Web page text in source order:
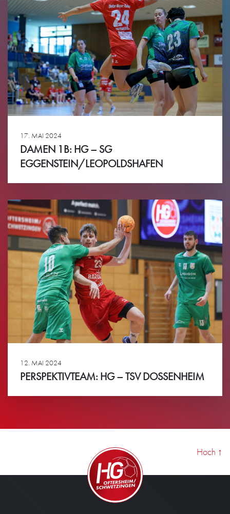
17. MAI 2024
DAMEN 1B: HG – SG
EGGENSTEIN/LEOPOLDSHAFEN
12. MAI 2024
PERSPEKTIVTEAM: HG – TSV DOSSENHEIM
Hoch ↑